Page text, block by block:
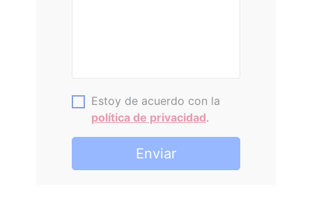
Estoy de acuerdo con la
política de privacidad.
Enviar